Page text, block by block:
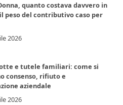
quanto costava davvero in
peso del contributivo caso per
2026
e tutele familiari: come si
consenso, rifiuto e
aziendale
2026